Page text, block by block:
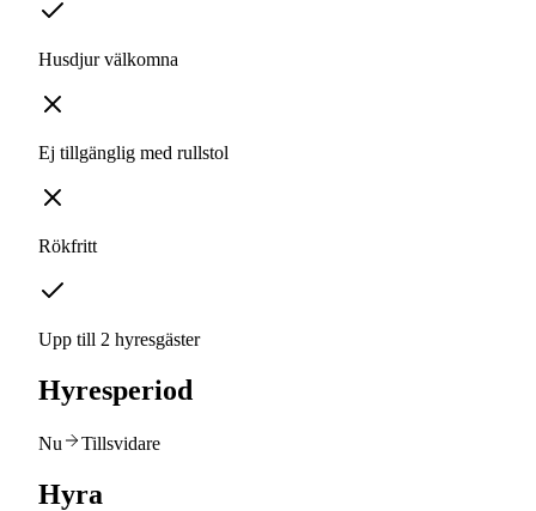
Husdjur välkomna
Ej tillgänglig med rullstol
Rökfritt
Upp till 2 hyresgäster
Hyresperiod
Nu Tillsvidare
Hyra